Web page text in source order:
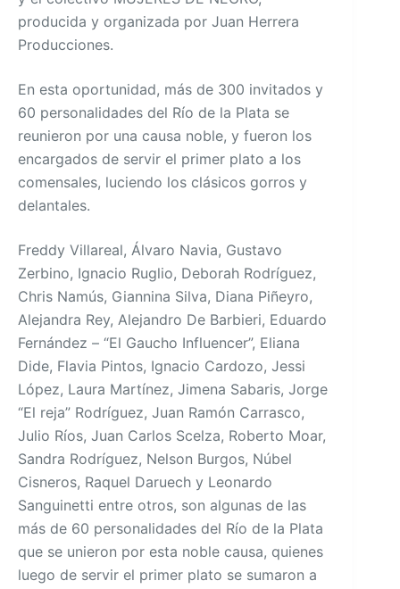
producida y organizada por Juan Herrera
Producciones.
En esta oportunidad, más de 300 invitados y
60 personalidades del Río de la Plata se
reunieron por una causa noble, y fueron los
encargados de servir el primer plato a los
comensales, luciendo los clásicos gorros y
delantales.
Freddy Villareal, Álvaro Navia, Gustavo
Zerbino, Ignacio Ruglio, Deborah Rodríguez,
Chris Namús, Giannina Silva, Diana Piñeyro,
Alejandra Rey, Alejandro De Barbieri, Eduardo
Fernández – “El Gaucho Influencer”, Eliana
Dide, Flavia Pintos, Ignacio Cardozo, Jessi
López, Laura Martínez, Jimena Sabaris, Jorge
“El reja” Rodríguez, Juan Ramón Carrasco,
Julio Ríos, Juan Carlos Scelza, Roberto Moar,
Sandra Rodríguez, Nelson Burgos, Núbel
Cisneros, Raquel Daruech y Leonardo
Sanguinetti entre otros, son algunas de las
más de 60 personalidades del Río de la Plata
que se unieron por esta noble causa, quienes
luego de servir el primer plato se sumaron a